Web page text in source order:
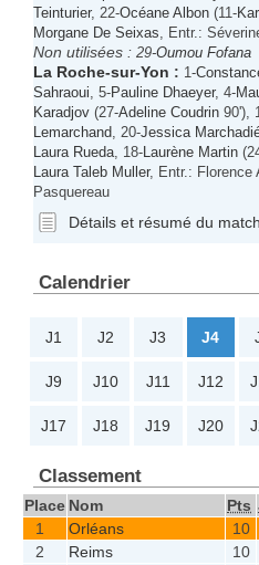
Teinturier, 22-Océane Albon (11-
Morgane De Seixas , Entr.:
Non utilisées : 29-Oumou Fofana
La Roche-sur-Yon : 1-
Sahraoui , 5-Pauline Dhaeyer, 4-
Karadjov (27-Adeline Coudrin 90'),
Lemarchand , 20-Jessica
Laura Rueda , 18- Laurène Martin
Laura Taleb Muller, Entr.: Florence
Pasquereau
Détails et résumé du match
Calendrier
J1 J2 J3 J4
J9 J10 J11 J12
J17 J18 J19 J20
Classement
Place Nom Pts
1
Orléans 10
2
Reims 10